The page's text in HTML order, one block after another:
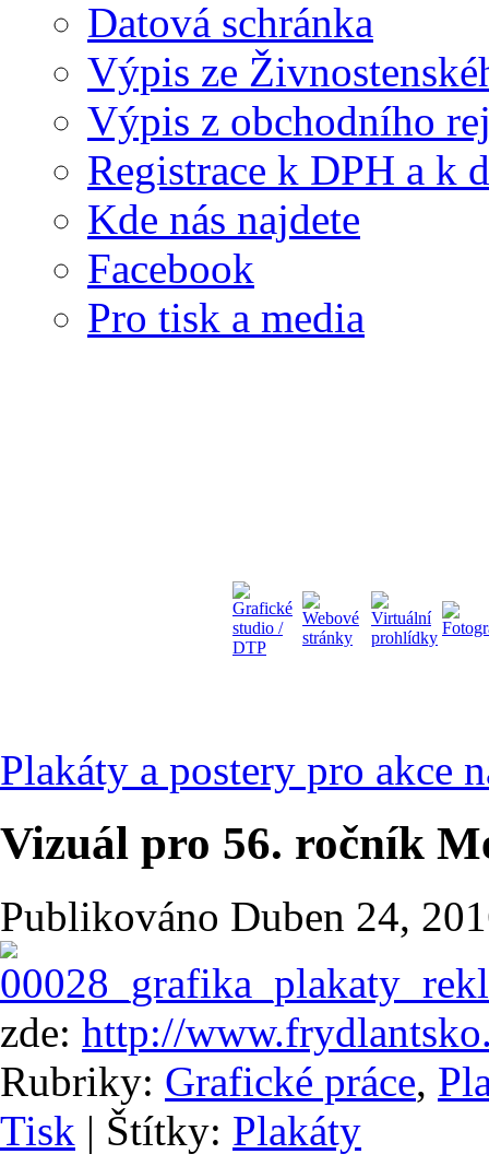
Datová schránka
Výpis ze
Výpis z obchodního
Registrace k DPH a k
Kde nás najdete
Facebook
Pro tisk a media
Plakáty a postery pro akce
Vizuál pro 56. ročník
Publikováno Duben 24,
zde: http://
Rubriky: Grafické práce,
Tisk | Štítky: Plakáty